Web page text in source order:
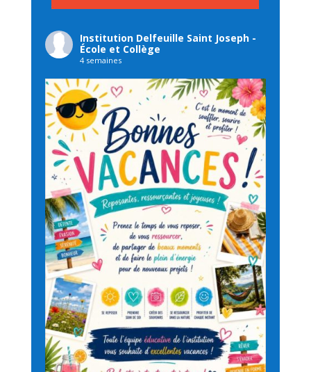
Institution Delfeuille Saint Joseph -
École et Collège
4 semaines